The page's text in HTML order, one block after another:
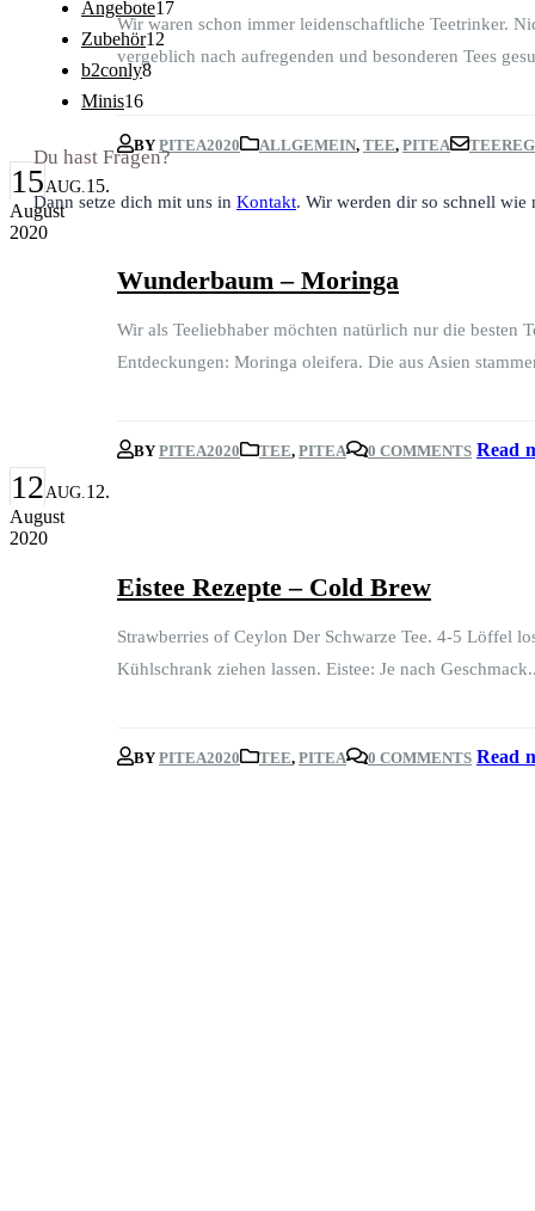
Wir waren schon immer leidenschaftliche Teetrinker.
vergeblich nach aufregenden und besonderen Tees
BY PITEA2020 ALLGEMEIN, TEE, PITEA
15AUG.15.
August
2020
Wunderbaum – Moringa
Wir als Teeliebhaber möchten natürlich nur die besten
Entdeckungen: Moringa oleifera. Die aus Asien
BY PITEA2020 TEE, PITEA 0 COMMENTS Read
12AUG.12.
August
2020
Eistee Rezepte – Cold Brew
Strawberries of Ceylon Der Schwarze Tee. 4-5 Löffel
Kühlschrank ziehen lassen. Eistee: Je nach
BY PITEA2020 TEE, PITEA 0 COMMENTS Read
Angebote1717
Produkte
Zubehör12
Produkte
b2conly88
Minis1616
Du hast Fragen?
Dann setze dich mit uns in Kontakt. Wir werden dir so schnell wie